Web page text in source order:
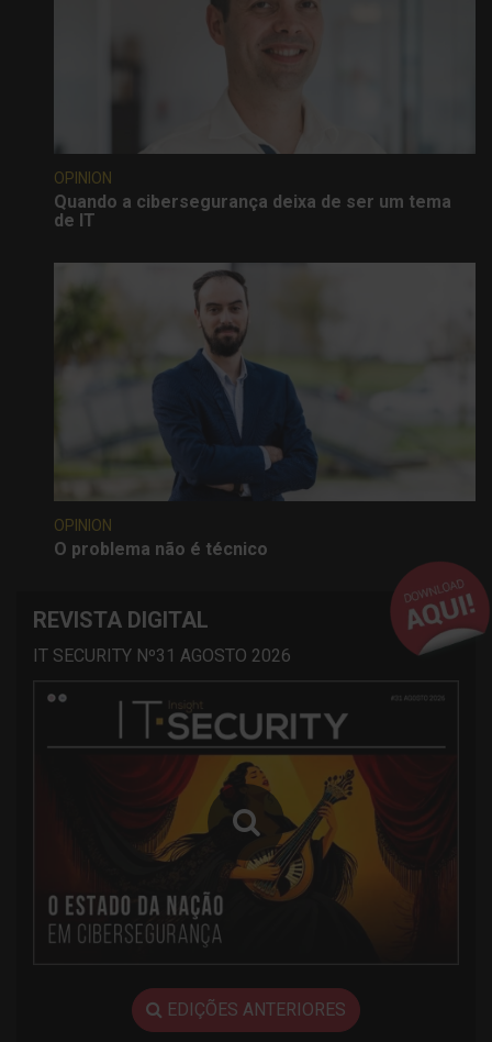
OPINION
Quando a cibersegurança deixa de ser um tema
de IT
OPINION
O problema não é técnico
REVISTA DIGITAL
IT SECURITY Nº31 AGOSTO 2026
EDIÇÕES ANTERIORES